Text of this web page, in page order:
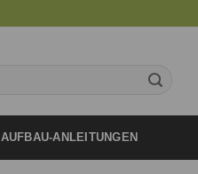
AUFBAU-ANLEITUNGEN